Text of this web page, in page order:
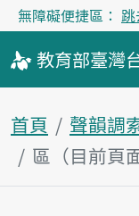
無障礙便捷區： 跳
教育部臺灣
首頁 聲韻調
區（目前頁面